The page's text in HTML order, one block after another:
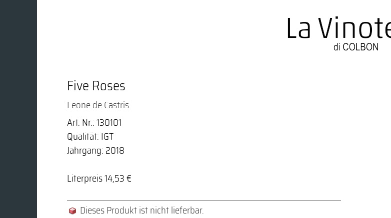
Five Roses
Leone de Castris
Art. Nr.: 130101
Qualität: IGT
Jahrgang: 2018
Literpreis 14,53 €
Dieses Produkt ist nicht lieferbar.